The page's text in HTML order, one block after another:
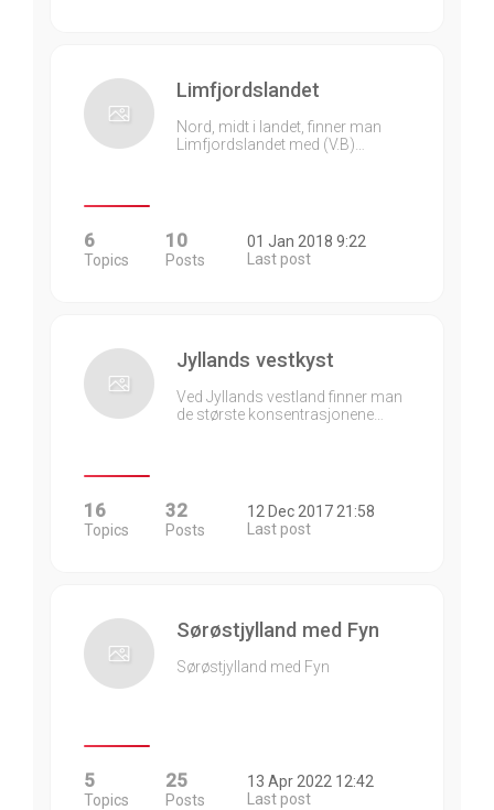
Limfjordslandet
Nord, midt i landet, finner man
Limfjordslandet med (V.B)…
6
Topics
10
Posts
01 Jan 2018 9:22
Last post
Jyllands vestkyst
Ved Jyllands vestland finner man
de største konsentrasjonene…
16
Topics
32
Posts
12 Dec 2017 21:58
Last post
Sørøstjylland med Fyn
Sørøstjylland med Fyn
5
Topics
25
Posts
13 Apr 2022 12:42
Last post